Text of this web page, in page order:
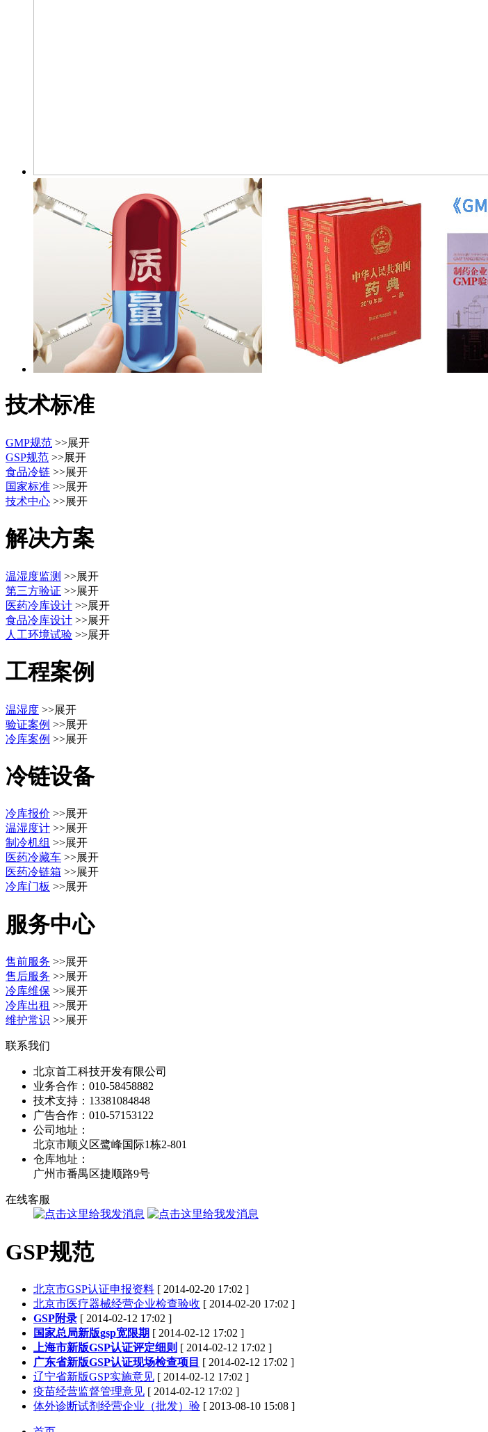
技术标准
GMP规范 >>展开
GSP规范 >>展开
食品冷链 >>展开
国家标准 >>展开
技术中心 >>展开
解决方案
温湿度监测 >>展开
第三方验证 >>展开
医药冷库设计 >>展开
食品冷库设计 >>展开
人工环境试验 >>展开
工程案例
温湿度 >>展开
验证案例 >>展开
冷库案例 >>展开
冷链设备
冷库报价 >>展开
温湿度计 >>展开
制冷机组 >>展开
医药冷藏车 >>展开
医药冷链箱 >>展开
冷库门板 >>展开
服务中心
售前服务 >>展开
售后服务 >>展开
冷库维保 >>展开
冷库出租 >>展开
维护常识 >>展开
联系我们
北京首工科技开发有限公司
业务合作： 010-58458882
技术支持： 13381084848
广告合作： 010-57153122
公司地址：
北京市顺义区鹭峰国际1栋2-801
仓库地址：
广州市番禺区捷顺路9号
在线客服
GSP规范
北京市GSP认证申报资料 [ 2014-02-20 17:02 ]
北京市医疗器械经营企业检查验收 [ 2014-02-20 17:02 ]
GSP附录 [ 2014-02-12 17:02 ]
国家总局新版gsp宽限期 [ 2014-02-12 17:02 ]
上海市新版GSP认证评定细则 [ 2014-02-12 17:02 ]
广东省新版GSP认证现场检查项目 [ 2014-02-12 17:02 ]
辽宁省新版GSP实施意见 [ 2014-02-12 17:02 ]
疫苗经营监督管理意见 [ 2014-02-12 17:02 ]
体外诊断试剂经营企业（批发）验 [ 2013-08-10 15:08 ]